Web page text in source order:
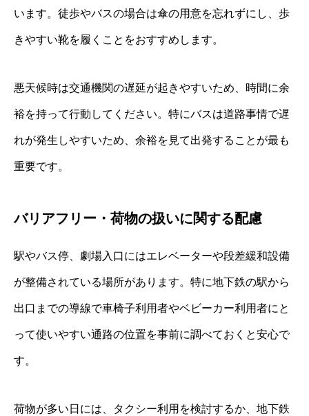
います。徒歩やバスの場合は傘の用意を忘れずにし、歩
きやすい靴を履くことをおすすめします。
悪天候時は交通機関の遅延が起きやすいため、時間に余
裕を持って行動してください。特にバスは道路事情で遅
れが発生しやすいため、余裕を見て出発することが最も
重要です。
バリアフリー・荷物の扱いに関する配慮
駅やバス停、劇場入口にはエレベーターや段差緩和設備
が整備されている場所があります。特に地下鉄の駅から
出口までの導線で車椅子利用者やベビーカー利用者にと
って使いやすい通路の位置を事前に調べておくと安心で
す。
荷物が多い日には、タクシー利用を検討するか、地下鉄